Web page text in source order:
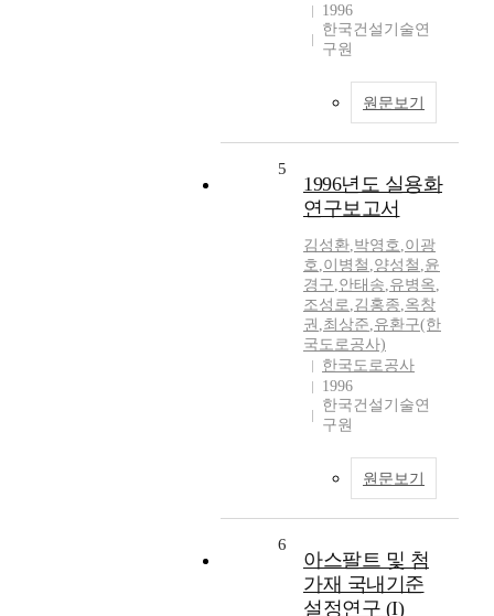
1996
한국건설기술연
구원
원문보기
5
1996년도 실용화
연구보고서
김성환,박영호,이광
호,이병철 ,양성철 ,윤
경구,안태송,유병옥,
조성로,김홍종,옥창
권 ,최상준,유환구(한
국도로공사)
한국도로공사
1996
한국건설기술연
구원
원문보기
6
아스팔트 및 첨
가재 국내기준
설정연구 (I)